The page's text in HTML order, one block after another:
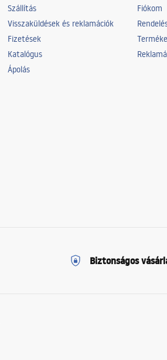
Szállítás
Visszaküldések és reklamációk
Fizetések
Katalógus
Ápolás
Fiókom
Biztonságos